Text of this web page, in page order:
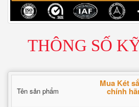
THÔNG SỐ
Tên sản phẩm
Mua Két
chính